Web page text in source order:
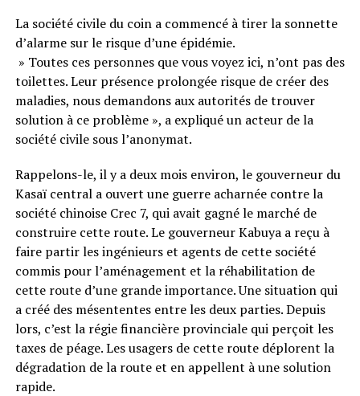
La société civile du coin a commencé à tirer la sonnette
d’alarme sur le risque d’une épidémie.
» Toutes ces personnes que vous voyez ici, n’ont pas des
toilettes. Leur présence prolongée risque de créer des
maladies, nous demandons aux autorités de trouver
solution à ce problème », a expliqué un acteur de la
société civile sous l’anonymat.
Rappelons-le, il y a deux mois environ, le gouverneur du
Kasaï central a ouvert une guerre acharnée contre la
société chinoise Crec 7, qui avait gagné le marché de
construire cette route. Le gouverneur Kabuya a reçu à
faire partir les ingénieurs et agents de cette société
commis pour l’aménagement et la réhabilitation de
cette route d’une grande importance. Une situation qui
a créé des mésententes entre les deux parties. Depuis
lors, c’est la régie financière provinciale qui perçoit les
taxes de péage. Les usagers de cette route déplorent la
dégradation de la route et en appellent à une solution
rapide.